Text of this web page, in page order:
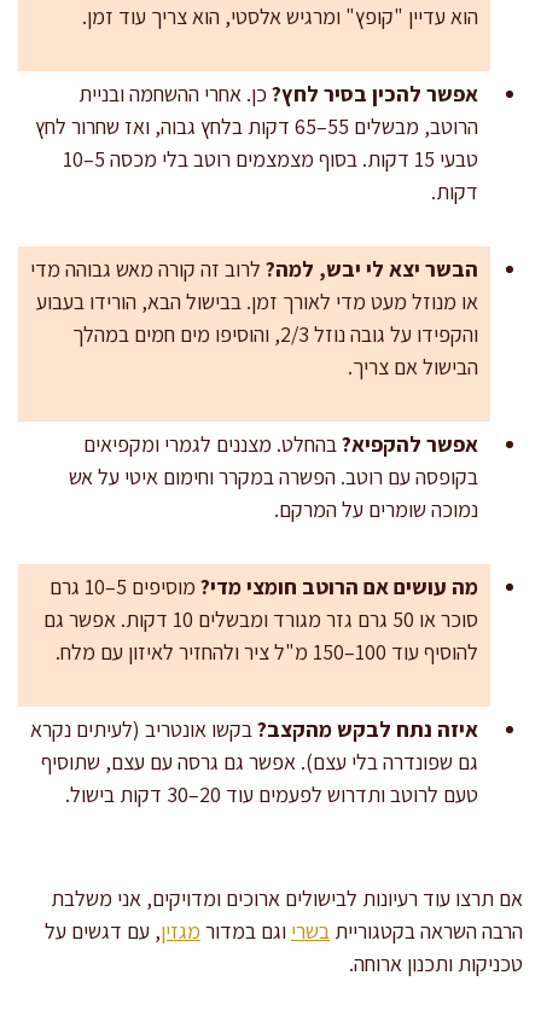
הוא עדיין "קופץ" ומרגיש אלסטי, הוא צריך עוד זמן.
אפשר להכין בסיר לחץ? כן. אחרי ההשחמה ובניית
הרוטב, מבשלים 55–65 דקות בלחץ גבוה, ואז שחרור לחץ
טבעי 15 דקות. בסוף מצמצמים רוטב בלי מכסה 5–10
דקות.
הבשר יצא לי יבש, למה? לרוב זה קורה מאש גבוהה מדי
או מנוזל מעט מדי לאורך זמן. בבישול הבא, הורידו בעבוע
והקפידו על גובה נוזל 2/3, והוסיפו מים חמים במהלך
הבישול אם צריך.
אפשר להקפיא?בהחלט. מצננים לגמרי ומקפיאים
בקופסה עם רוטב. הפשרה במקרר וחימום איטי על אש
נמוכה שומרים על המרקם.
מה עושים אם הרוטב חומצי מדי?
מוסיפים 5–10 גרם
סוכר או 50 גרם גזר מגורד ומבשלים 10 דקות. אפשר גם
להוסיף עוד 100–150 מ"ל ציר ולהחזיר לאיזון עם מלח.
איזה נתח לבקש מהקצב?בקשו אונטריב (לעיתים נקרא
גם שפונדרה בלי עצם). אפשר גם גרסה עם עצם, שתוסיף
טעם לרוטב ותדרוש לפעמים עוד 20–30 דקות בישול.
אם תרצו עוד רעיונות לבישולים ארוכים ומדויקים, אני משלבת
הרבה השראה בקטגוריית בשרי וגם במדור מגזין, עם דגשים על
טכניקות ותכנון ארוחה.